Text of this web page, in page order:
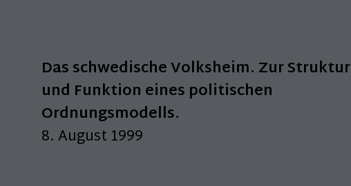
Das schwedische Volksheim. Zur Struktur
und Funktion eines politischen
Ordnungsmodells.
8. August 1999